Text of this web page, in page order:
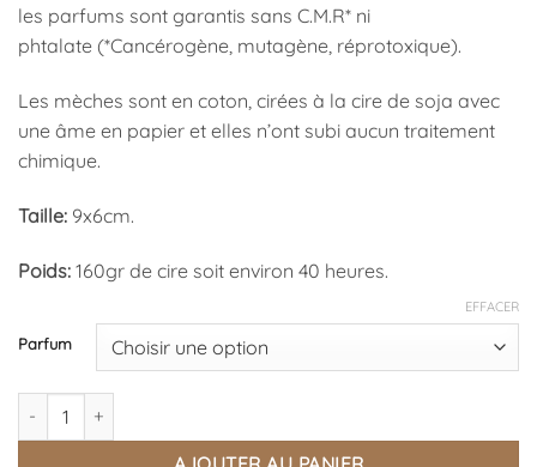
les parfums sont garantis sans C.M.R* ni
phtalate (*Cancérogène, mutagène, réprotoxique).
Les mèches sont en coton, cirées à la cire de soja avec
une âme en papier et elles n’ont subi aucun traitement
chimique.
Taille: 9x6cm.
Poids: 160gr de cire soit environ 40 heures.
Parfum
EFFACER